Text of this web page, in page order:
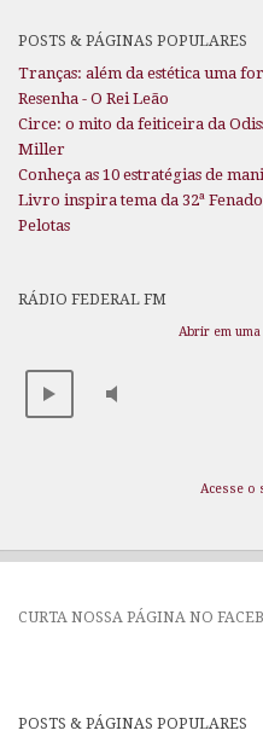
POSTS & PÁGINAS POPULARES
Tranças: além da estética uma
Resenha - O Rei Leão
Circe: o mito da feiticeira da
Miller
Conheça as 10 estratégias de
Livro inspira tema da 32ª
Pelotas
RÁDIO FEDERAL FM
Abrir em
Acesse o
CURTA NOSSA PÁGINA NO
POSTS & PÁGINAS POPULARES